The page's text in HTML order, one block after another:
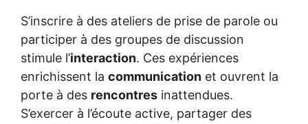
S’inscrire à des ateliers de prise de parole ou
participer à des groupes de discussion
stimule l’interaction. Ces expériences
enrichissent la communication et ouvrent la
porte à des rencontres inattendues.
S’exercer à l’écoute active, partager des